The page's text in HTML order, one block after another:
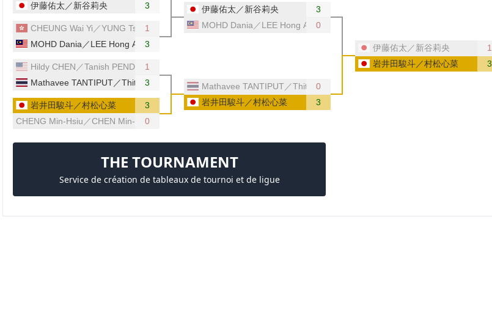
伊藤佑太／新谷莉央
3
CHEUNG Wai Yi／YUNG Tsz Hin（香港）
1
MOHD Dania／LEE Hong An（マレーシア）
3
Hildy CHEN／Tanish PENDSE（アメリカ）
1
Mathavee TANTIPUT／Thitaphat PREECHAYAN（タイ）
3
岩井田駿斗／村松心菜
3
CHENG Min-Hsiu／CHEN Min-Hsin（台湾）
0
伊藤佑太／新谷莉央
3
MOHD Dania／LEE Hong An（マレーシア）
0
Mathavee TANTIPUT／Thitaphat PREECHAYAN（タイ）
0
岩井田駿斗／村松心菜
3
伊藤佑太／新谷莉央
1
岩井田駿斗／村松心菜
3
THE TOURNAMENT
Service de création de tableaux de tournoi et de ligue